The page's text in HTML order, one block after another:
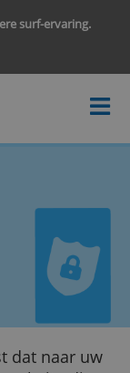
vlottere surf-